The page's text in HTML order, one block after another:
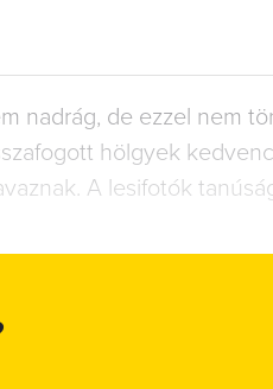
nadrág, de ezzel nem
hölgyek
A lesifotók